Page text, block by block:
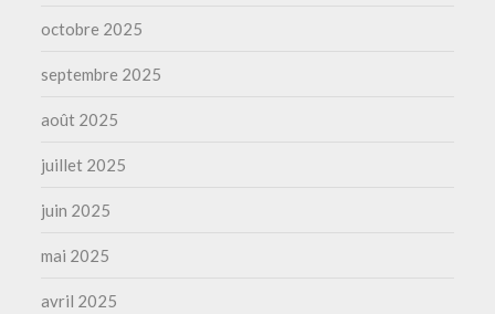
octobre 2025
septembre 2025
août 2025
juillet 2025
juin 2025
mai 2025
avril 2025